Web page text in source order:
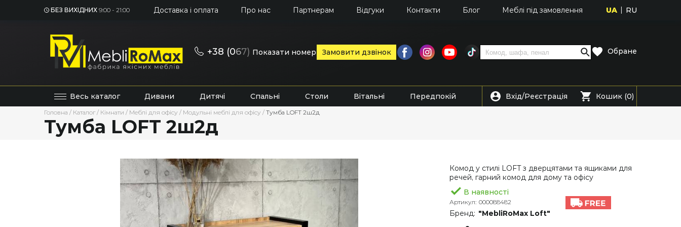
БЕЗ ВИХІДНИХ 9:00 - 21:00 Доставка і оплата Про нас Партнерам Відгуки Контакти Блог Меблі під замовлення UA RU
+38 (067) Показати номер Замовити дзвінок Обране
Весь каталог Дивани Дитячі Спальні Столи Вітальні Передпокій Вхід/Реєстрація Кошик (0)
Головна / Каталог / Кімнати / Меблі для офісу / Модульні меблі для офісу / Тумба LOFT 2ш2д
Тумба LOFT 2ш2д
Комод у стилі LOFT з дверцятами та ящиками для
речей, гарний комод для дому та офісу
В наявності
Артикул: 000088482
Бренд: "MebliRoMax Loft"